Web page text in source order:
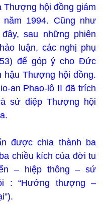
Thượng hội đồng giám
1994. Cũng như
sau những phiên
luận, các nghị phụ
để góp ý cho Đức
hậu Thượng hội đồng.
an Phao-lô II đã trích
sứ điệp Thượng hội
được chia thành ba
chiều kích của đời tu
– hiệp thông – sứ
: “Hướng thượng –